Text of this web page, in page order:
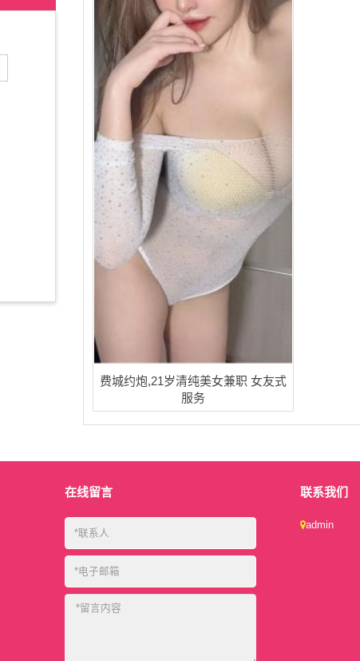
费城约炮,21岁清纯美女兼职 女友式
服务
在线留言 联系我们
admin